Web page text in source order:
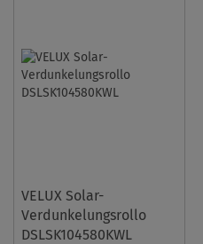
VELUX Solar-
Verdunkelungsrollo
DSLSK104580KWL